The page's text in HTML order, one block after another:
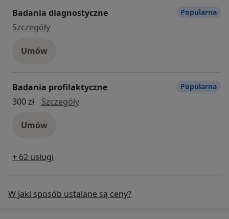
Badania diagnostyczne
Szczegółybadania diagnostyczne
Umów
Popularna
Badania profilaktyczne
300 zł
Szczegółybadania profilaktyczne
Umów
Popularna
+ 62 usługi
W jaki sposób ustalane są ceny?